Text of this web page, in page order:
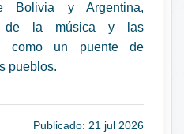
Bolivia y Argentina,
de la música y las
como un puente de
pueblos.
Publicado: 21 jul 2026